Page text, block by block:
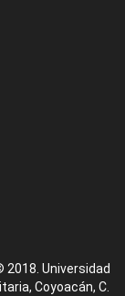
2018. Universidad
Coyoacán, C.